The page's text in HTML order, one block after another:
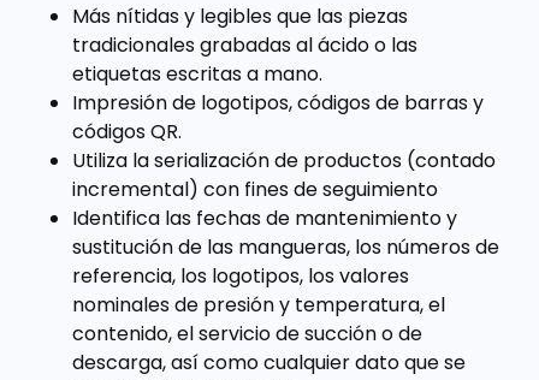
Más nítidas y legibles que las piezas
tradicionales grabadas al ácido o las
etiquetas escritas a mano.
Impresión de logotipos, códigos de barras y
códigos QR.
Utiliza la serialización de productos (contado
incremental) con fines de seguimiento
Identifica las fechas de mantenimiento y
sustitución de las mangueras, los números de
referencia, los logotipos, los valores
nominales de presión y temperatura, el
contenido, el servicio de succión o de
descarga, así como cualquier dato que se